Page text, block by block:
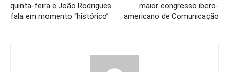
quinta-feira e João Rodrigues
fala em momento “histórico”
maior congresso ibero-
americano de Comunicação